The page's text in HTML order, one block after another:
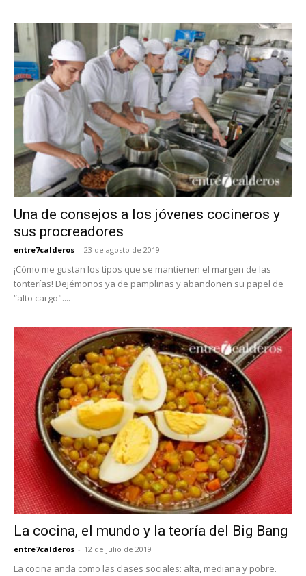
Una de consejos a los jóvenes cocineros y
sus procreadores
entre7calderos - 23 de agosto de 2019
¡Cómo me gustan los tipos que se mantienen el margen de las
tonterías! Dejémonos ya de pamplinas y abandonen su papel de
“alto cargo"....
La cocina, el mundo y la teoría del Big Bang
entre7calderos - 12 de julio de 2019
La cocina anda como las clases sociales: alta, mediana y pobre.